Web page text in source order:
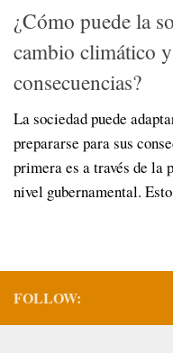
¿Cómo puede la
cambio climático
consecuencias?
La sociedad puede
prepararse para sus
primera es a través de la
nivel gubernamental.
FOLLOW: